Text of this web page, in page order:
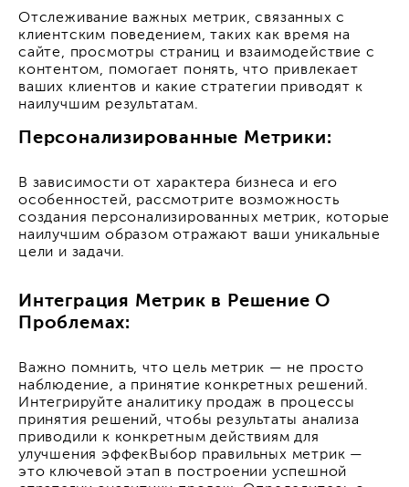
Отслеживание важных метрик, связанных с
клиентским поведением, таких как время на
сайте, просмотры страниц и взаимодействие с
контентом, помогает понять, что привлекает
ваших клиентов и какие стратегии приводят к
наилучшим результатам.
Персонализированные Метрики:
В зависимости от характера бизнеса и его
особенностей, рассмотрите возможность
создания персонализированных метрик, которые
наилучшим образом отражают ваши уникальные
цели и задачи.
Интеграция Метрик в Решение О
Проблемах:
Важно помнить, что цель метрик — не просто
наблюдение, а принятие конкретных решений.
Интегрируйте аналитику продаж в процессы
принятия решений, чтобы результаты анализа
приводили к конкретным действиям для
улучшения эффекВыбор правильных метрик —
это ключевой этап в построении успешной